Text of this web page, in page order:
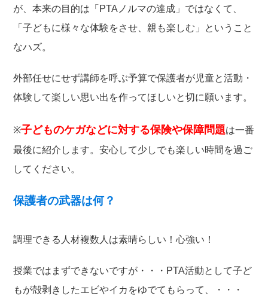
が、本来の目的は「PTAノルマの達成」ではなくて、
「子どもに様々な体験をさせ、親も楽しむ」ということ
なハズ。
外部任せにせず講師を呼ぶ予算で保護者が児童と活動・
体験して楽しい思い出を作ってほしいと切に願います。
※子どものケガなどに対する保険や保障問題は一番
最後に紹介します。安心して少しでも楽しい時間を過ご
してください。
保護者の武器は何？
調理できる人材複数人は素晴らしい！心強い！
授業ではまずできないですが・・・PTA活動として子ど
もが殻剥きしたエビやイカをゆでてもらって、・・・